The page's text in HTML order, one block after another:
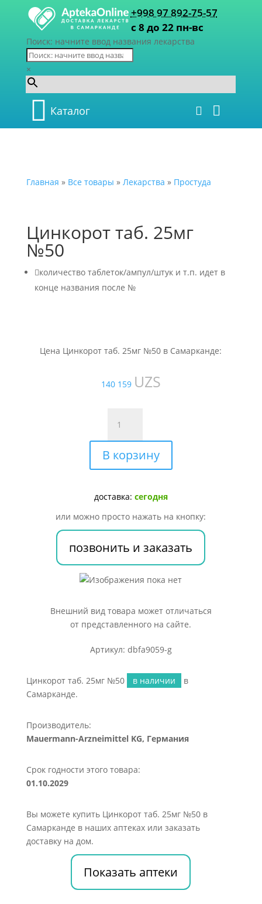
+998 97 892-75-57
с 8 до 22 пн-вс
Поиск: начните ввод названия лекарства
×
Каталог
Главная » Все товары » Лекарства » Простуда
Цинкорот таб. 25мг
№50
количество таблеток/ампул/штук и т.п. идет в
конце названия после №
Цена Цинкорот таб. 25мг №50 в Самарканде:
140 159 UZS
товара
Цинкорот
таб.
25мг
В корзину
доставка: сегодня
или можно просто нажать на кнопку:
позвонить и заказать
Внешний вид товара может отличаться
от представленного на сайте.
Артикул: dbfa9059-g
Цинкорот таб. 25мг №50 в наличии
в
Самарканде.
Производитель:
Mauermann-Arzneimittel KG, Германия
Срок годности этого товара:
01.10.2029
Вы можете купить Цинкорот таб. 25мг №50 в
Самарканде в наших аптеках или заказать
доставку на дом.
Показать аптеки